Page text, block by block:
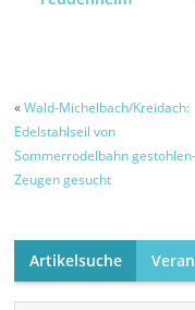
«Wald-Michelbach/Kreidach:
Edelstahlseil von
Sommerrodelbahn gestohlen-
Zeugen gesucht
Artikelsuche